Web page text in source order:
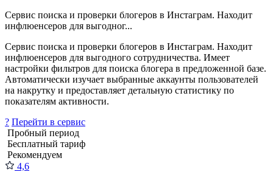
Сервис поиска и проверки блогеров в Инстаграм. Находит
инфлюенсеров для выгодног...
Сервис поиска и проверки блогеров в Инстаграм. Находит
инфлюенсеров для выгодного сотрудничества. Имеет
настройки фильтров для поиска блогера в предложенной базе.
Автоматически изучает выбранные аккаунты пользователей
на накрутку и предоставляет детальную статистику по
показателям активности.
? Перейти в сервис
Пробный период
Бесплатный тариф
Рекомендуем
4,6